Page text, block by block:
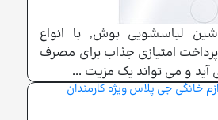
لباسشویی بوش, با انواع
امتیازی جذاب برای مصرف
و می تواند یک مزیت ...
خانگی جی پلاس ویژه کارمندان